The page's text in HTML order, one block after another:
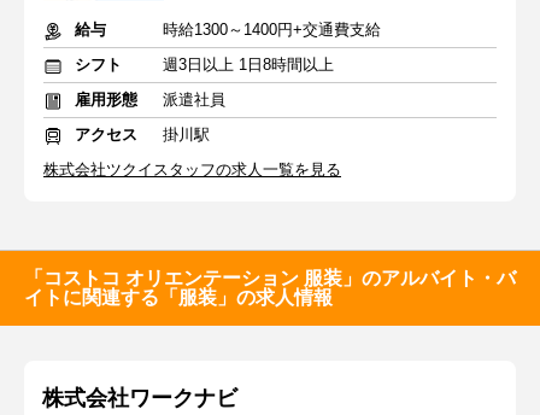
給与
時給1300～1400円+交通費支給
シフト
週3日以上 1日8時間以上
雇用形態
派遣社員
アクセス
掛川駅
株式会社ツクイスタッフの求人一覧を見る
「コストコ オリエンテーション 服装」のアルバイト・バ
イトに関連する「服装」の求人情報
株式会社ワークナビ